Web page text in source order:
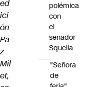
ed
ici
ón
Pa
z
Mil
et,
polémica
con
el
senador
Squella
"Señora
de